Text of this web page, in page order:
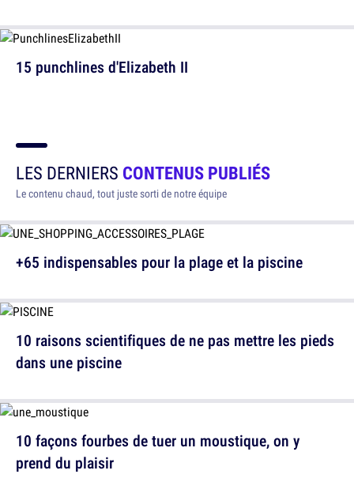
15 punchlines d'Elizabeth II
LES DERNIERS CONTENUS PUBLIÉS
Le contenu chaud, tout juste sorti de notre équipe
+65 indispensables pour la plage et la piscine
10 façons fourbes de tuer un moustique, on y
prend du plaisir
10 raisons scientifiques de ne pas mettre les pieds
dans une piscine